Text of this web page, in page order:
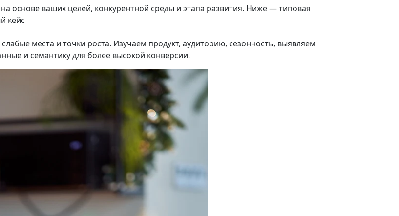
на основе ваших целей, конкурентной среды и этапа развития. Ниже — типовая
кейс
места и точки роста. Изучаем продукт, аудиторию, сезонность, выявляем
и семантику для более высокой конверсии.